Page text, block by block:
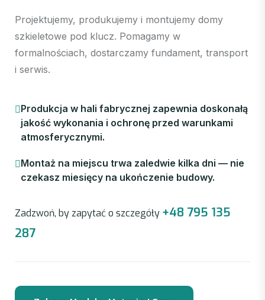
Projektujemy, produkujemy i montujemy domy
szkieletowe pod klucz. Pomagamy w
formalnościach, dostarczamy fundament, transport
i serwis.
Produkcja w hali fabrycznej zapewnia doskonałą
jakość wykonania i ochronę przed warunkami
atmosferycznymi.
Montaż na miejscu trwa zaledwie kilka dni — nie
czekasz miesięcy na ukończenie budowy.
Zadzwoń, by zapytać o szczegóły +48 795 135
287